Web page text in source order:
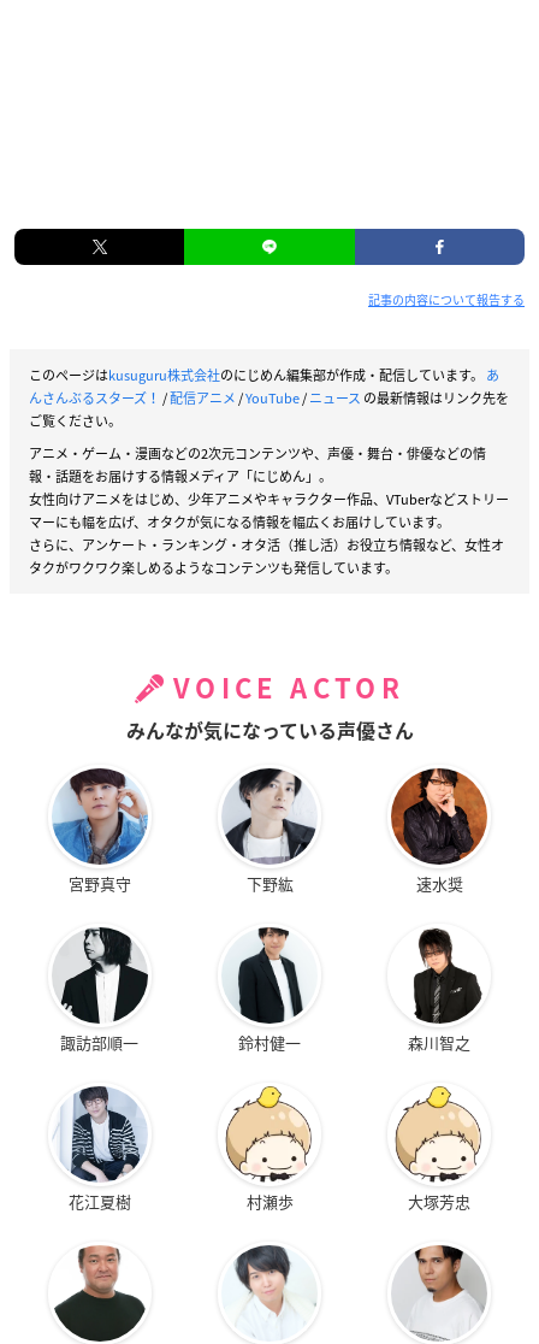
記事の内容について報告する
このページはkusuguru株式会社のにじめん編集部が作成・配信しています。 あ
んさんぶるスターズ！ /配信アニメ/YouTube/ニュース の最新情報はリンク先を
ご覧ください。
アニメ・ゲーム・漫画などの2次元コンテンツや、声優・舞台・俳優などの情
報・話題をお届けする情報メディア「にじめん」。
女性向けアニメをはじめ、少年アニメやキャラクター作品、VTuberなどストリー
マーにも幅を広げ、オタクが気になる情報を幅広くお届けしています。
さらに、アンケート・ランキング・オタ活（推し活）お役立ち情報など、女性オ
タクがワクワク楽しめるようなコンテンツも発信しています。
VOICE ACTOR
みんなが気になっている声優さん
宮野真守 下野紘 速水奨
諏訪部順一 鈴村健一 森川智之
花江夏樹 村瀬歩 大塚芳忠